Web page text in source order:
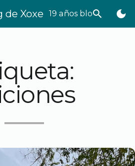
de Xoxe 19 años bloggeando
search dark_mode